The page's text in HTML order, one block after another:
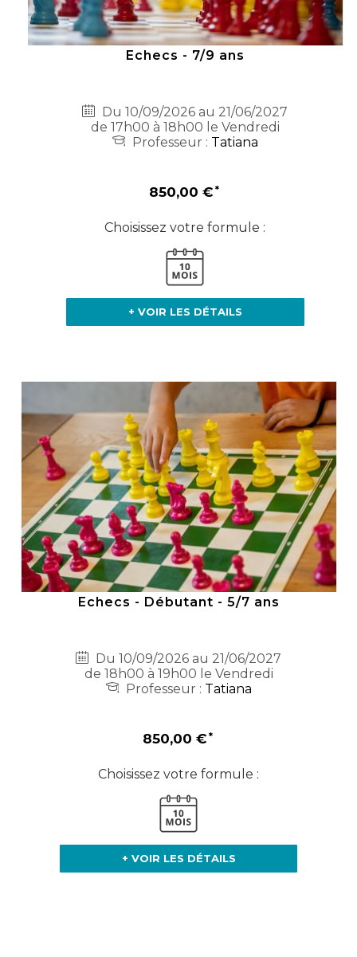
Echecs - 7/9 ans
Du 10/09/2026 au 21/06/2027
de 17h00 à 18h00 le Vendredi
Professeur : Tatiana
850,00 €
Choisissez votre formule :
+ VOIR LES DÉTAILS
Echecs - Débutant - 5/7 ans
Du 10/09/2026 au 21/06/2027
de 18h00 à 19h00 le Vendredi
Professeur : Tatiana
850,00 €
Choisissez votre formule :
+ VOIR LES DÉTAILS